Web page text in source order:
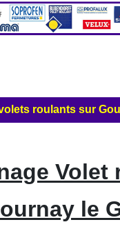
roulants sur
Volet
le